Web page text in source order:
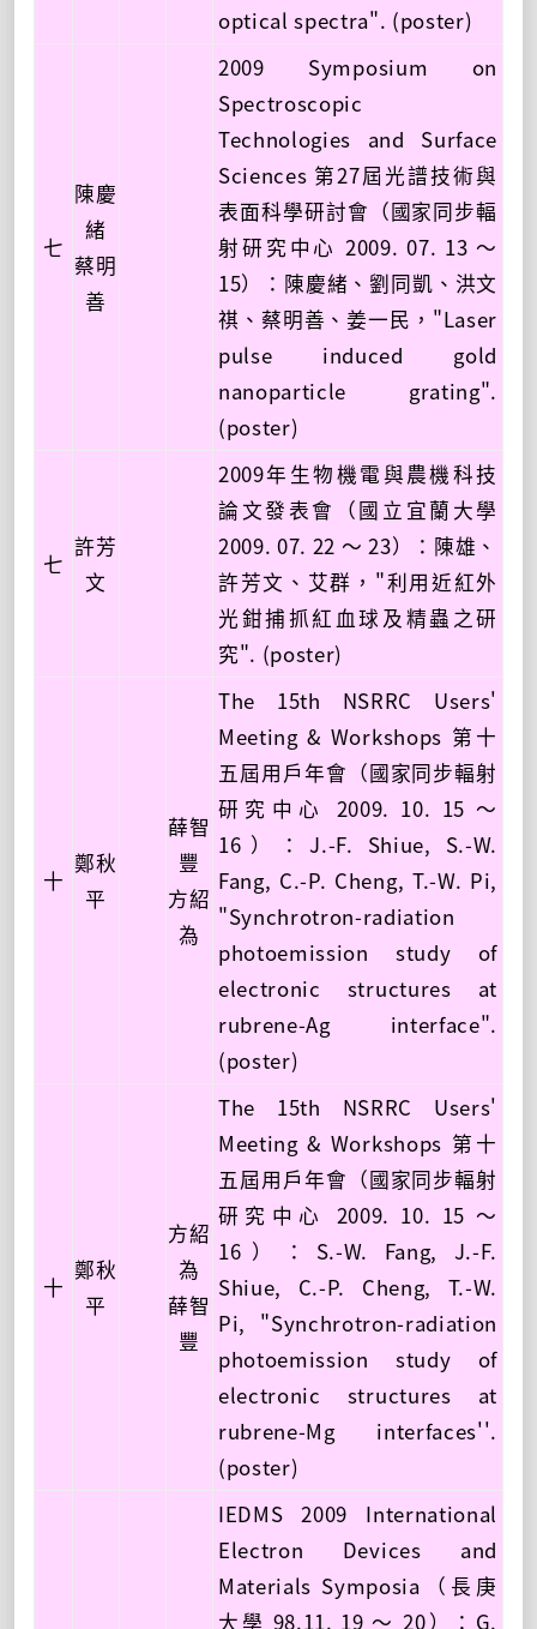
optical spectra". (poster)
七
陳慶
緒
蔡明
善
2009 Symposium on
Spectroscopic
Technologies and Surface
Sciences 第27屆光譜技術與
表面科學研討會（國家同步輻
射研究中心 2009. 07. 13 ～
15）：陳慶緒、劉同凱、洪文
祺、蔡明善、姜一民，"Laser
pulse induced gold
nanoparticle grating".
(poster)
七
許芳
文
2009年生物機電與農機科技
論文發表會（國立宜蘭大學
2009. 07. 22 ～ 23）：陳雄、
許芳文、艾群，"利用近紅外
光鉗捕抓紅血球及精蟲之研
究". (poster)
十
鄭秋
平
薛智
豐
方紹
為
The 15th NSRRC Users'
Meeting & Workshops 第十
五屆用戶年會（國家同步輻射
研究中心 2009. 10. 15 ～
16）：J.-F. Shiue, S.-W.
Fang, C.-P. Cheng, T.-W. Pi,
"Synchrotron-radiation
photoemission study of
electronic structures at
rubrene-Ag interface".
(poster)
十
鄭秋
平
方紹
為
薛智
豐
The 15th NSRRC Users'
Meeting & Workshops 第十
五屆用戶年會（國家同步輻射
研究中心 2009. 10. 15 ～
16）：S.-W. Fang, J.-F.
Shiue, C.-P. Cheng, T.-W.
Pi, "Synchrotron-radiation
photoemission study of
electronic structures at
rubrene-Mg interfaces''.
(poster)
IEDMS 2009 International
Electron Devices and
Materials Symposia（長庚
大學 98.11. 19 ～ 20）：G.